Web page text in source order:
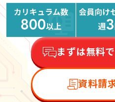
まずは無料
資料請